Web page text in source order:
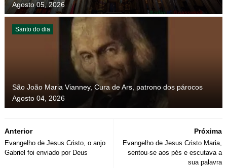
Agosto 05, 2026
Santo do dia
São João Maria Vianney, Cura de Ars, patrono dos párocos
Agosto 04, 2026
Próxima
Evangelho de Jesus Cristo Maria,
sentou-se aos pés e escutava a
sua palavra
Anterior
Evangelho de Jesus Cristo, o anjo
Gabriel foi enviado por Deus